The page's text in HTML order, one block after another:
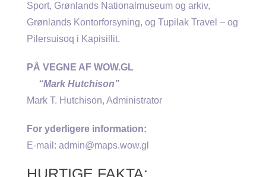
Sport, Grønlands Nationalmuseum og arkiv,
Grønlands Kontorforsyning, og Tupilak Travel – og
Pilersuisoq i Kapisillit.
PÅ VEGNE AF WOW.GL
“Mark Hutchison”
Mark T. Hutchison, Administrator
For yderligere information:
E-mail: admin@maps.wow.gl
HURTIGE FAKTA: